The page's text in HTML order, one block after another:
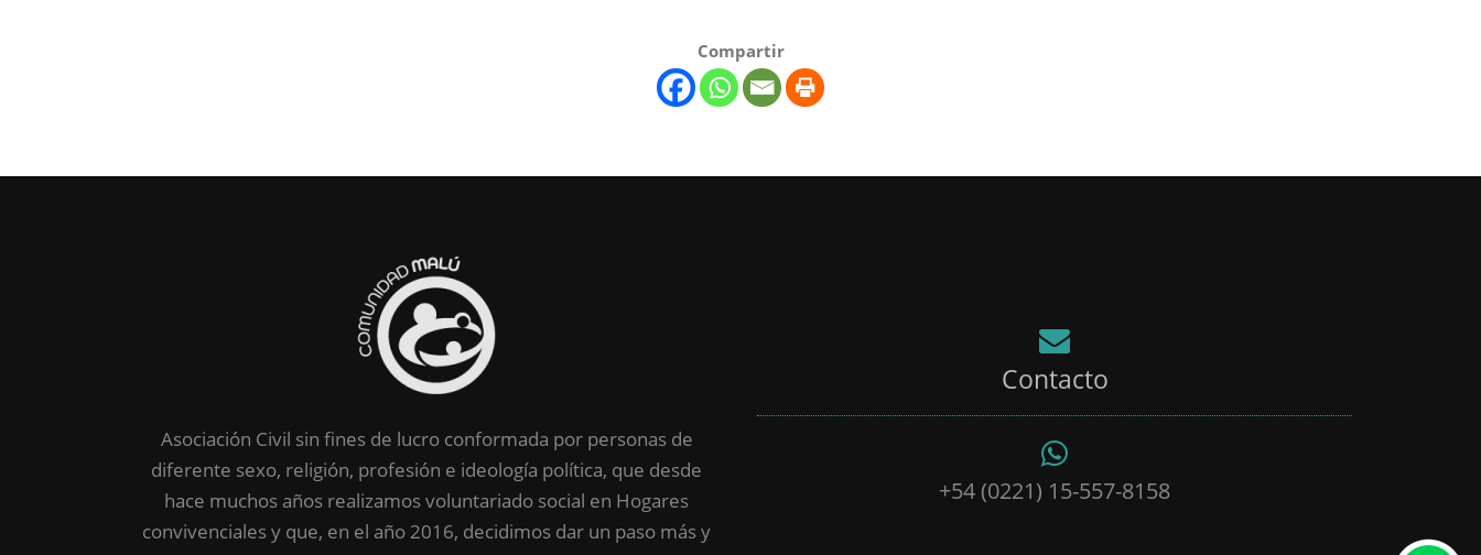
Compartir
Asociación Civil sin fines de lucro conformada por personas de
diferente sexo, religión, profesión e ideología política, que desde
hace muchos años realizamos voluntariado social en Hogares
convivenciales y que, en el año 2016, decidimos dar un paso más y
Contacto
+54 (0221) 15-557-8158